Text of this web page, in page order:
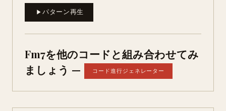
パターン再生
Fm7を他のコードと組み合わせてみ
ましょう —
コード進行ジェネレーター